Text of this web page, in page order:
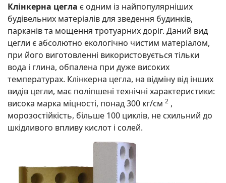
Клінкерна цегла є одним із найпопулярніших
будівельних матеріалів для зведення будинків,
парканів та мощення тротуарних доріг. Даний вид
цегли є абсолютно екологічно чистим матеріалом,
при його виготовленні використовується тільки
вода і глина, обпалена при дуже високих
температурах. Клінкерна цегла, на відміну від інших
видів цегли, має поліпшені технічні характеристики:
висока марка міцності, понад 300 кг/см 2 ,
морозостійкість, більше 100 циклів, не схильний до
шкідливого впливу кислот і солей.